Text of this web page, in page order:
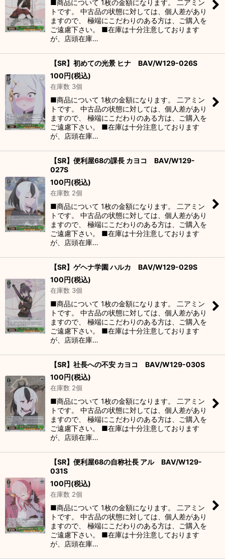
■商品について 1枚の金額になります。 二アミン
トです。 中古品の状態に対しては、個人差があり
ますので、 極端にこだわりのある方は、ご購入を
ご遠慮下さい。 ■在庫は十分注意しております
が、店頭在庫…
【SR】初めての光景 ヒナ BAV/W129-026S
100円(税込)
在庫数 3個
■商品について 1枚の金額になります。 二アミン
トです。 中古品の状態に対しては、個人差があり
ますので、 極端にこだわりのある方は、ご購入を
ご遠慮下さい。 ■在庫は十分注意しております
が、店頭在庫…
【SR】便利屋68の課長 カヨコ BAV/W129-
027S
100円(税込)
在庫数 2個
■商品について 1枚の金額になります。 二アミン
トです。 中古品の状態に対しては、個人差があり
ますので、 極端にこだわりのある方は、ご購入を
ご遠慮下さい。 ■在庫は十分注意しております
が、店頭在庫…
【SR】ゲヘナ学園 ハルカ BAV/W129-029S
100円(税込)
在庫数 3個
■商品について 1枚の金額になります。 二アミン
トです。 中古品の状態に対しては、個人差があり
ますので、 極端にこだわりのある方は、ご購入を
ご遠慮下さい。 ■在庫は十分注意しております
が、店頭在庫…
【SR】社長への不安 カヨコ BAV/W129-030S
100円(税込)
在庫数 2個
■商品について 1枚の金額になります。 二アミン
トです。 中古品の状態に対しては、個人差があり
ますので、 極端にこだわりのある方は、ご購入を
ご遠慮下さい。 ■在庫は十分注意しております
が、店頭在庫…
【SR】便利屋68の自称社長 アル BAV/W129-
031S
100円(税込)
在庫数 2個
■商品について 1枚の金額になります。 二アミン
トです。 中古品の状態に対しては、個人差があり
ますので、 極端にこだわりのある方は、ご購入を
ご遠慮下さい。 ■在庫は十分注意しております
が、店頭在庫…